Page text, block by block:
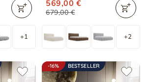
+1
679,00 €
569,00 €
+2
-16% BESTSELLER